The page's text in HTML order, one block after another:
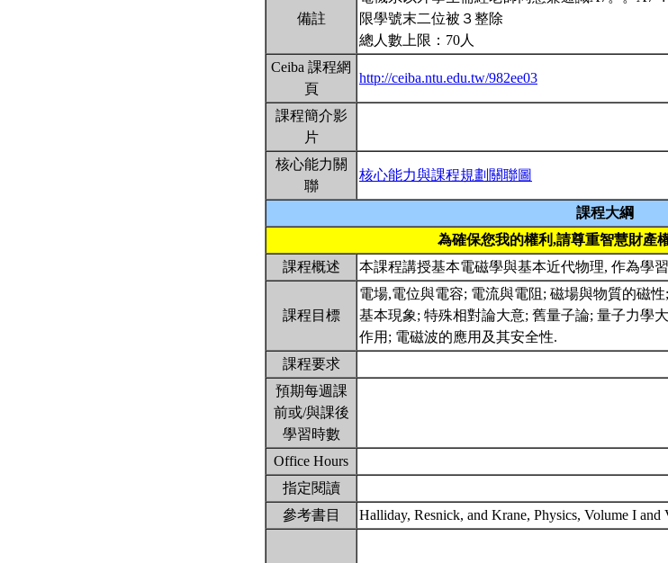
備註
限學號末二位被３整除
總人數上限：70人
Ceiba 課程網
頁
http://ceiba.ntu.edu.tw/982ee03
課程簡介影
片
核心能力關
聯
核心能力與課程規劃關聯圖
課程大綱
為確保您我的權利,請尊重智慧財產
課程概述
本課程講授基本電磁學與基本近代物理, 作為學
課程目標
電場,電位與電容; 電流與電阻; 磁場與物質的磁
基本現象; 特殊相對論大意; 舊量子論; 量子力學
作用; 電磁波的應用及其安全性.
課程要求
預期每週課
前或/與課後
學習時數
Office Hours
指定閱讀
參考書目
Halliday, Resnick, and Krane, Physics, Volume I